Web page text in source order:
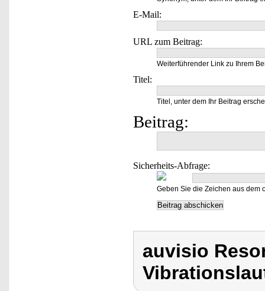
E-Mail:
URL zum Beitrag:
Weiterführender Link zu Ihrem
Titel:
Titel, unter dem Ihr Beitrag
Beitrag:
Sicherheits-Abfrage:
Geben Sie die Zeichen aus dem
auvisio